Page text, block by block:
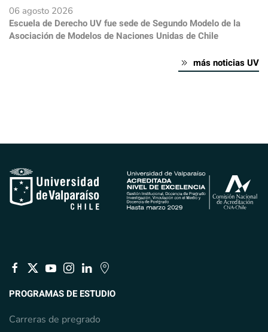
06 agosto 2026
Escuela de Derecho UV fue sede de Segundo Modelo de la
Asociación de Modelos de Naciones Unidas de Chile
más noticias UV
PROGRAMAS DE ESTUDIO
Carreras de pregrado